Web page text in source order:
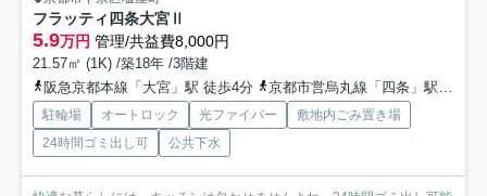
フラッティ四条大宮Ⅱ
5.9万円 管理/共益費8,000円
21.57㎡ (1K) /築18年 /3階建
阪急京都本線「大宮」駅 徒歩4分
京都市営烏丸線「四条」駅 徒歩16分
駐輪場 オートロック 光ファイバー
敷地内ごみ置き場
24時間ゴミ出し可
公共下水